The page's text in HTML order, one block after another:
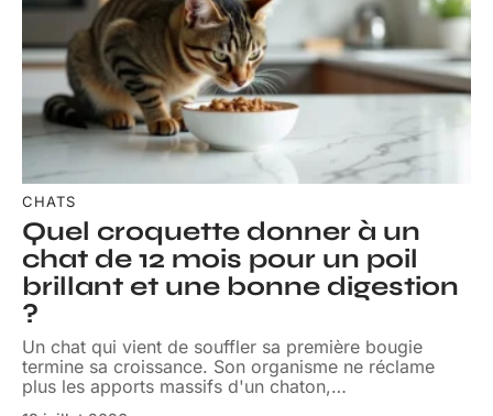
CHATS
Quel croquette donner à un
chat de 12 mois pour un poil
brillant et une bonne digestion
?
Un chat qui vient de souffler sa première bougie
termine sa croissance. Son organisme ne réclame
plus les apports massifs d'un chaton,…